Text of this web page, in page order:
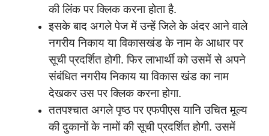
की लिंक पर क्लिक करना होता है.
इसके बाद अगले पेज में उन्हें जिले के अंदर आने वाले
नगरीय निकाय या विकासखंड के नाम के आधार पर
सूची प्रदर्शित होगी. फिर लाभार्थी को उसमें से अपने
संबंधित नगरीय निकाय या विकास खंड का नाम
देखकर उस पर क्लिक करना होगा.
ततपश्चात अगले पृष्ठ पर एफपीएस यानि उचित मूल्य
की दुकानों के नामों की सूची प्रदर्शित होगी. उसमें